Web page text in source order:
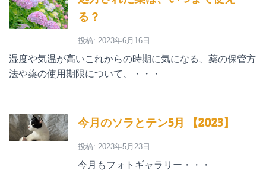
る？
投稿: 2023年6月16日
湿度や気温が高いこれからの時期に気になる、薬の保管方
法や薬の使用期限について、・・・
今月のソラとテン5月 【2023】
投稿: 2023年5月23日
今月もフォトギャラリー・・・